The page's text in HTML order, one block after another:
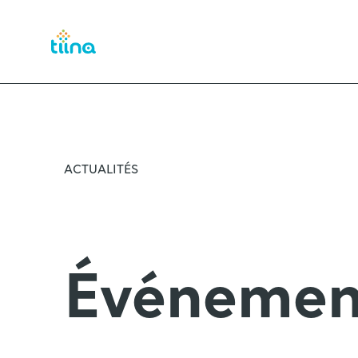
ACTUALITÉS